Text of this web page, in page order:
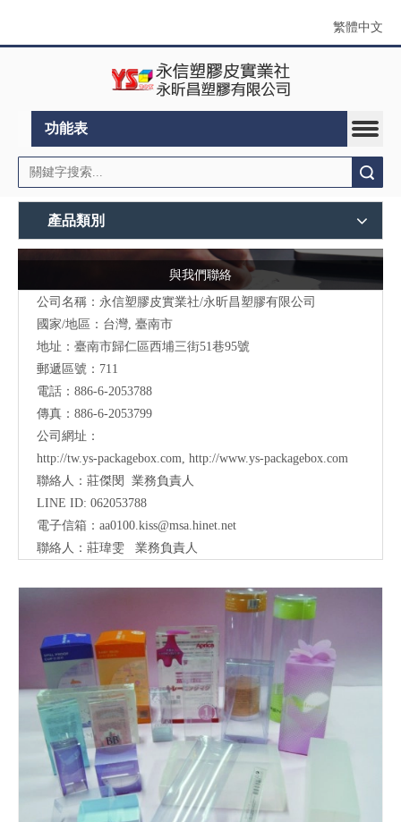
繁體中文
功能表
產品類別
與我們聯絡
公司名稱：永信塑膠皮實業社/永昕昌塑膠有限公司
國家/地區：台灣, 臺南市
地址： 臺南市歸仁區西埔三街51巷95號
郵遞區號：711
電話：886-6-2053788
傳真：886-6-2053799
公司網址：
http://tw.ys-packagebox.com http://www.ys-packagebox.com
聯絡人：莊傑閔 業務負責人
LINE ID: 062053788
電子信箱： aa0100.kiss@msa.hinet.net
聯絡人：莊瑋雯 業務負責人